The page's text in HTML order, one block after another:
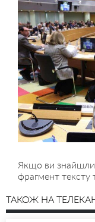
Якщо ви знайшли
фрагмент тексту
ТАКОЖ НА